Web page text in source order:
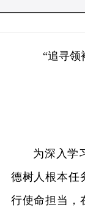
“追寻领
为深入学
德树人根本任
行使命担当，